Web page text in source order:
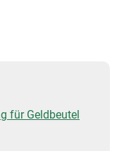
für Geldbeutel